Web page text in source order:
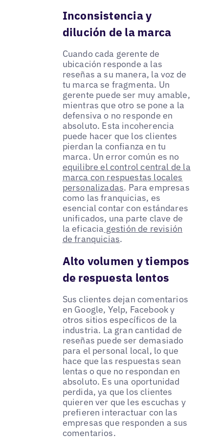
Inconsistencia y
dilución de la marca
Cuando cada gerente de
ubicación responde a las
reseñas a su manera, la voz de
tu marca se fragmenta. Un
gerente puede ser muy amable,
mientras que otro se pone a la
defensiva o no responde en
absoluto. Esta incoherencia
puede hacer que los clientes
pierdan la confianza en tu
marca. Un error común es no
equilibre el control central de la
marca con respuestas locales
personalizadas. Para empresas
como las franquicias, es
esencial contar con estándares
unificados, una parte clave de
la eficacia gestión de revisión
de franquicias.
Alto volumen y tiempos
de respuesta lentos
Sus clientes dejan comentarios
en Google, Yelp, Facebook y
otros sitios específicos de la
industria. La gran cantidad de
reseñas puede ser demasiado
para el personal local, lo que
hace que las respuestas sean
lentas o que no respondan en
absoluto. Es una oportunidad
perdida, ya que los clientes
quieren ver que les escuchas y
prefieren interactuar con las
empresas que responden a sus
comentarios.